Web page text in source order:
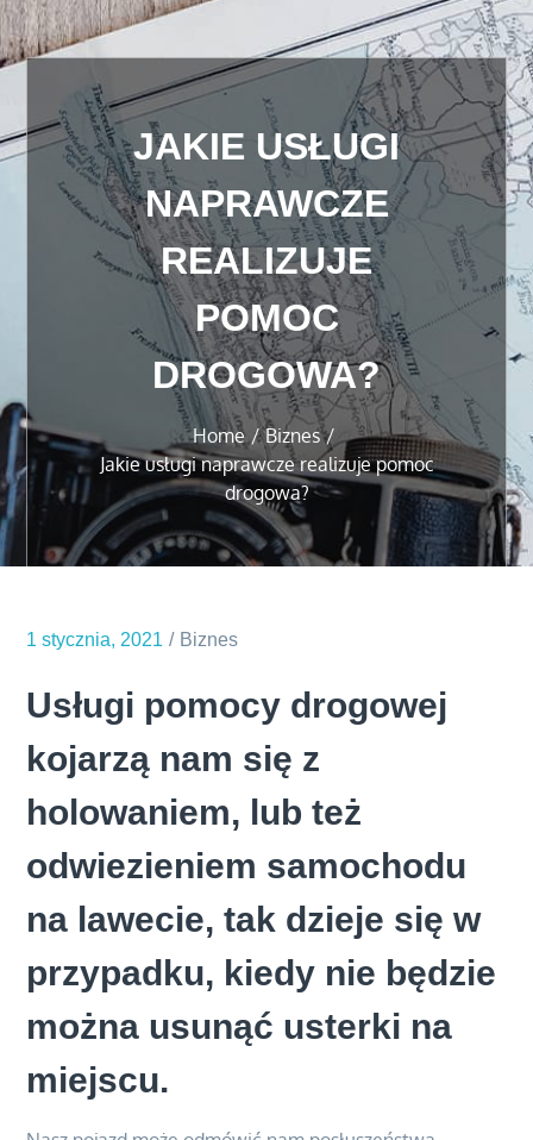
JAKIE USŁUGI
NAPRAWCZE
REALIZUJE
POMOC
DROGOWA?
Home
Biznes
Jakie usługi naprawcze realizuje pomoc
drogowa?
1 stycznia, 2021 Biznes
Usługi pomocy drogowej
kojarzą nam się z
holowaniem, lub też
odwiezieniem samochodu
na lawecie, tak dzieje się w
przypadku, kiedy nie będzie
można usunąć usterki na
miejscu.